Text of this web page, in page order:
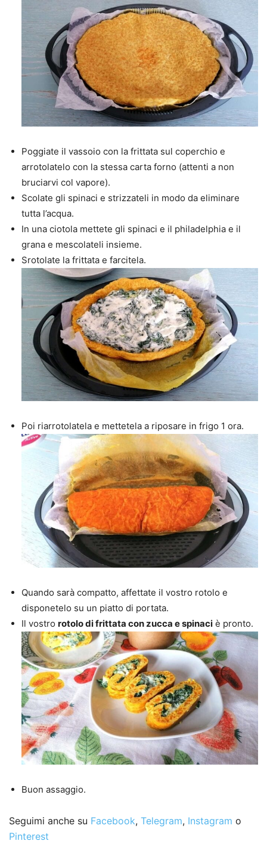
Poggiate il vassoio con la frittata sul coperchio e
arrotolatelo con la stessa carta forno (attenti a non
bruciarvi col vapore).
Scolate gli spinaci e strizzateli in modo da eliminare
tutta l’acqua.
In una ciotola mettete gli spinaci e il philadelphia e il
grana e mescolateli insieme.
Srotolate la frittata e farcitela.
Poi riarrotolatela e mettetela a riposare in frigo 1 ora.
Quando sarà compatto, affettate il vostro rotolo e
disponetelo su un piatto di portata.
Il vostro rotolo di frittata con zucca e spinaci è pronto.
Buon assaggio.
Seguimi anche su Facebook, Telegram, Instagram o
Pinterest